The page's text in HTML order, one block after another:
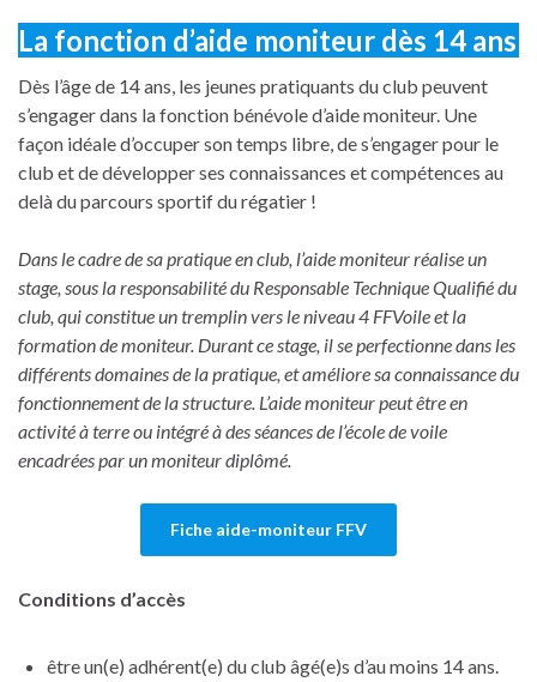
La fonction d’aide moniteur dès 14 ans
Dès l’âge de 14 ans, les jeunes pratiquants du club peuvent
s’engager dans la fonction bénévole d’aide moniteur. Une
façon idéale d’occuper son temps libre, de s’engager pour le
club et de développer ses connaissances et compétences au
delà du parcours sportif du régatier !
Dans le cadre de sa pratique en club, l’aide moniteur réalise un
stage, sous la responsabilité du Responsable Technique Qualifié du
club, qui constitue un tremplin vers le niveau 4 FFVoile et la
formation de moniteur. Durant ce stage, il se perfectionne dans les
différents domaines de la pratique, et améliore sa connaissance du
fonctionnement de la structure. L’aide moniteur peut être en
activité à terre ou intégré à des séances de l’école de voile
encadrées par un moniteur diplômé.
Fiche aide-moniteur FFV
Conditions d’accès
être un(e) adhérent(e) du club âgé(e)s d’au moins 14 ans.